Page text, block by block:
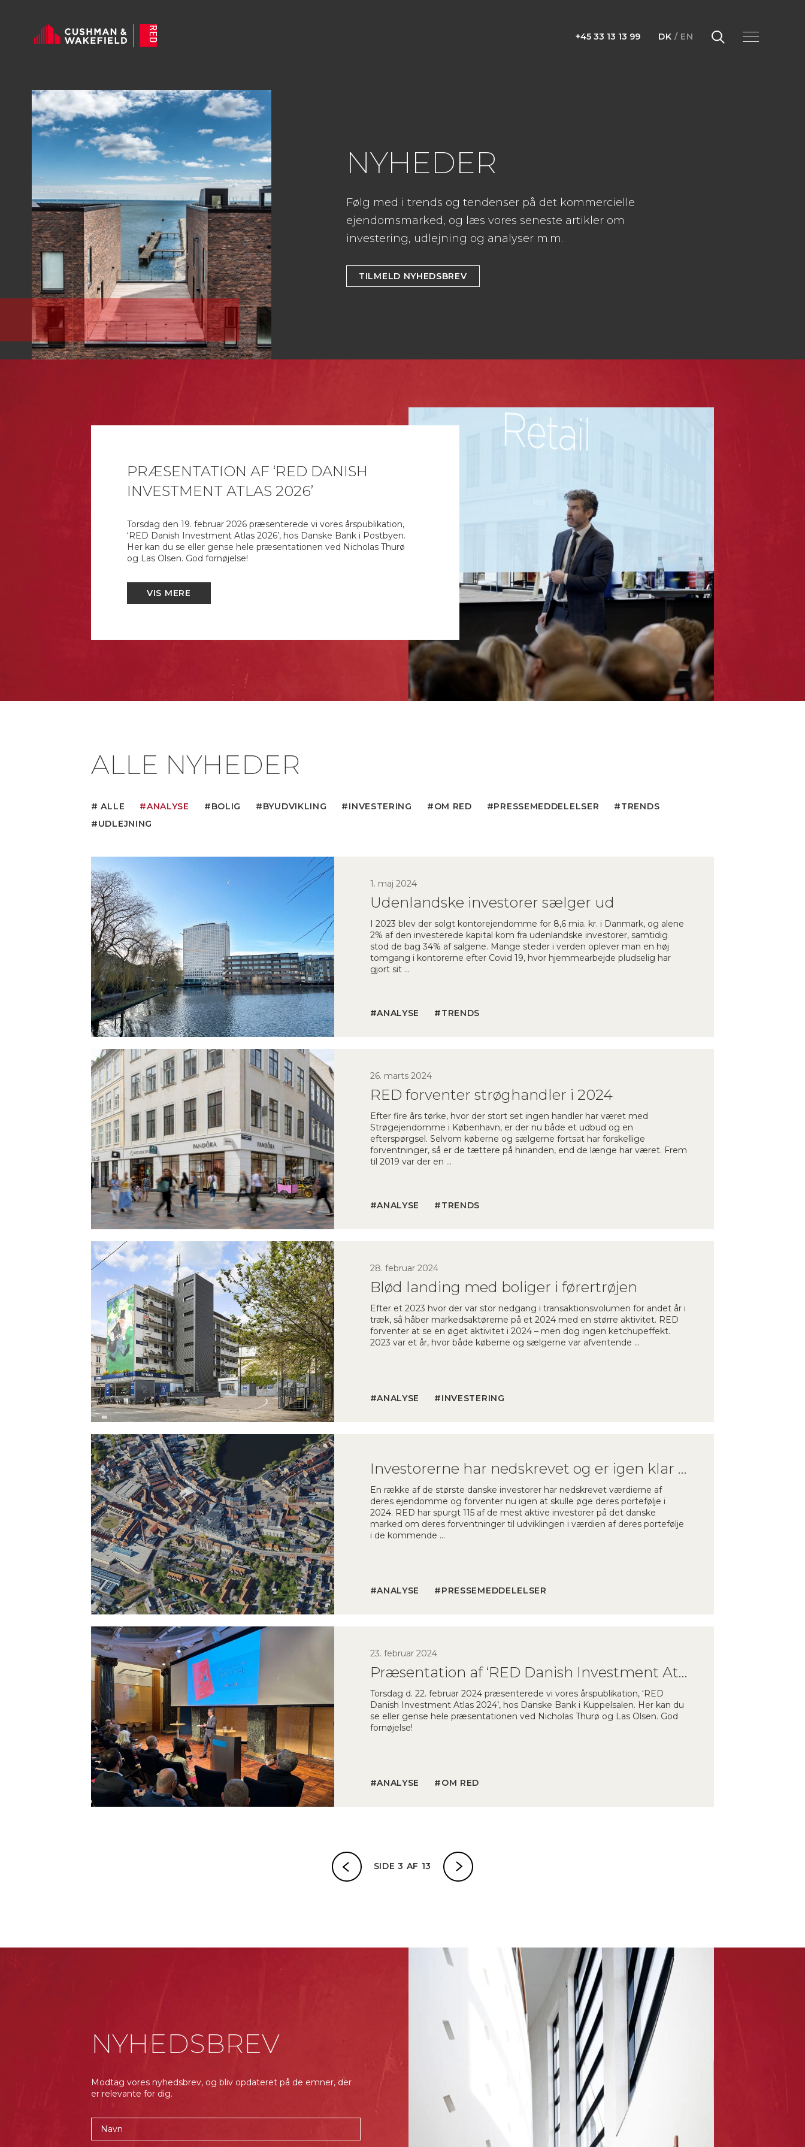
+45 33 13 13 99 DK / EN
NYHEDER
Følg med i trends og tendenser på det kommercielle
ejendomsmarked, og læs vores seneste artikler om
investering, udlejning og analyser m.m.
TILMELD NYHEDSBREV
PRÆSENTATION AF ‘RED DANISH
INVESTMENT ATLAS 2026’
Torsdag den 19. februar 2026 præsenterede vi vores årspublikation,
‘RED Danish Investment Atlas 2026’, hos Danske Bank i Postbyen.
Her kan du se eller gense hele præsentationen ved Nicholas Thurø
og Las Olsen. God fornøjelse!
VIS MERE
ALLE NYHEDER
ALLE ANALYSE BOLIG BYUDVIKLING INVESTERING OM RED PRESSEMEDDELELSER
TRENDS
UDLEJNING
1. maj 2024
Udenlandske investorer sælger ud
I 2023 blev der solgt kontorejendomme for 8,6 mia. kr. i Danmark, og alene
2% af den investerede kapital kom fra udenlandske investorer, samtidig
stod de bag 34% af salgene. Mange steder i verden oplever man en høj
tomgang i kontorerne efter Covid 19, hvor hjemmearbejde pludselig har
gjort sit …
ANALYSE TRENDS
26. marts 2024
RED forventer strøghandler i 2024
Efter fire års tørke, hvor der stort set ingen handler har været med
Strøgejendomme i København, er der nu både et udbud og en
efterspørgsel. Selvom køberne og sælgerne fortsat har forskellige
forventninger, så er de tættere på hinanden, end de længe har været. Frem
til 2019 var der en …
ANALYSE TRENDS
28. februar 2024
Blød landing med boliger i førertrøjen
Efter et 2023 hvor der var stor nedgang i transaktionsvolumen for andet år i
træk, så håber markedsaktørerne på et 2024 med en større aktivitet. RED
forventer at se en øget aktivitet i 2024 – men dog ingen ketchupeffekt.
2023 var et år, hvor både køberne og sælgerne var afventende …
ANALYSE INVESTERING
Investorerne har nedskrevet og er igen klar til at investere
En række af de største danske investorer har nedskrevet værdierne af
deres ejendomme og forventer nu igen at skulle øge deres portefølje i
2024. RED har spurgt 115 af de mest aktive investorer på det danske
marked om deres forventninger til udviklingen i værdien af deres portefølje
i de kommende …
ANALYSE PRESSEMEDDELELSER
23. februar 2024
Præsentation af ‘RED Danish Investment Atlas 2024’
Torsdag d. 22. februar 2024 præsenterede vi vores årspublikation, ‘RED
Danish Investment Atlas 2024’, hos Danske Bank i Kuppelsalen. Her kan du
se eller gense hele præsentationen ved Nicholas Thurø og Las Olsen. God
fornøjelse!
ANALYSE OM RED
SIDE 3 AF 13
NYHEDSBREV
Modtag vores nyhedsbrev, og bliv opdateret på de emner, der
er relevante for dig.